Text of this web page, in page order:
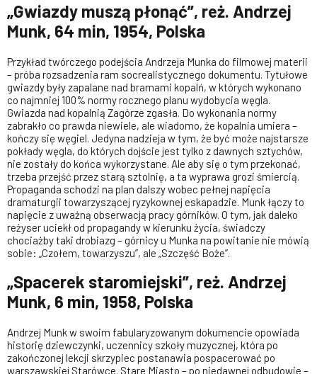
„Gwiazdy muszą płonąć”, reż. Andrzej
Munk, 64 min, 1954, Polska
Przykład twórczego podejścia Andrzeja Munka do filmowej materii
– próba rozsadzenia ram socrealistycznego dokumentu. Tytułowe
gwiazdy były zapalane nad bramami kopalń, w których wykonano
co najmniej 100% normy rocznego planu wydobycia węgla.
Gwiazda nad kopalnią Zagórze zgasła. Do wykonania normy
zabrakło co prawda niewiele, ale wiadomo, że kopalnia umiera –
kończy się węgiel. Jedyna nadzieja w tym, że być może najstarsze
pokłady węgla, do których dojście jest tylko z dawnych sztychów,
nie zostały do końca wykorzystane. Ale aby się o tym przekonać,
trzeba przejść przez starą sztolnię, a ta wyprawa grozi śmiercią.
Propaganda schodzi na plan dalszy wobec pełnej napięcia
dramaturgii towarzyszącej ryzykownej eskapadzie. Munk łączy to
napięcie z uważną obserwacją pracy górników. O tym, jak daleko
reżyser uciekł od propagandy w kierunku życia, świadczy
chociażby taki drobiazg – górnicy u Munka na powitanie nie mówią
sobie: „Czołem, towarzyszu”, ale „Szczęść Boże”.
„Spacerek staromiejski”, reż. Andrzej
Munk, 6 min, 1958, Polska
Andrzej Munk w swoim fabularyzowanym dokumencie opowiada
historię dziewczynki, uczennicy szkoły muzycznej, która po
zakończonej lekcji skrzypiec postanawia pospacerować po
warszawskiej Starówce. Stare Miasto – po niedawnej odbudowie –